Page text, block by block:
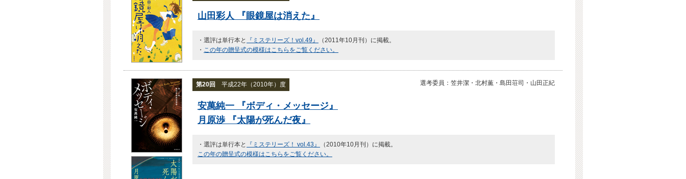
山田彩人 『眼鏡屋は消えた』
・選評は単行本と 『ミステリーズ！vol.49』
（2011年10月刊）に掲載。
・ この年の贈呈式の模様はこちらをご覧ください。
第20回 平成22年（2010年）度 選考委員：笠井潔・北村薫・島田荘司・山田正紀
安萬純一 『ボディ・メッセージ』
月原渉 『太陽が死んだ夜』
・選評は単行本と 『ミステリーズ！ vol.43』
（2010年10月刊）に掲載。
この年の贈呈式の模様はこちらをご覧ください。